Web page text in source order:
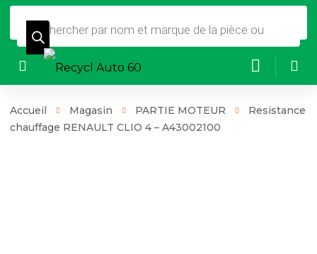
Recherche
de
produits
Accueil Magasin PARTIE MOTEUR
Resistance
chauffage RENAULT CLIO 4 – A43002100